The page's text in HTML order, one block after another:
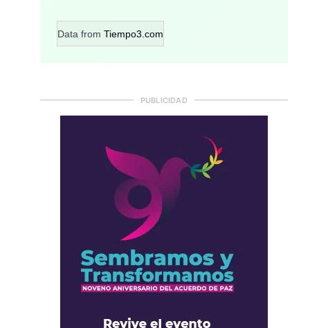
Data from Tiempo3.com
PUBLICIDAD